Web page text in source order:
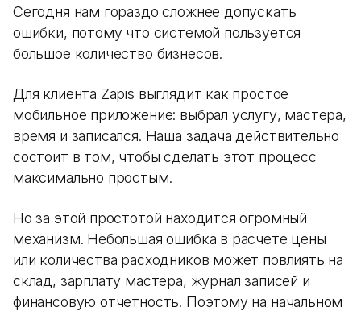
Сегодня нам гораздо сложнее допускать
ошибки, потому что системой пользуется
большое количество бизнесов.
Для клиента Zapis выглядит как простое
мобильное приложение: выбрал услугу, мастера,
время и записался. Наша задача действительно
состоит в том, чтобы сделать этот процесс
максимально простым.
Но за этой простотой находится огромный
механизм. Небольшая ошибка в расчете цены
или количества расходников может повлиять на
склад, зарплату мастера, журнал записей и
финансовую отчетность. Поэтому на начальном